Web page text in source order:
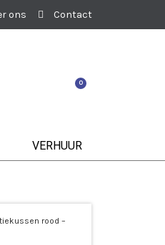
ons Contact
0
VERHUUR
rood –